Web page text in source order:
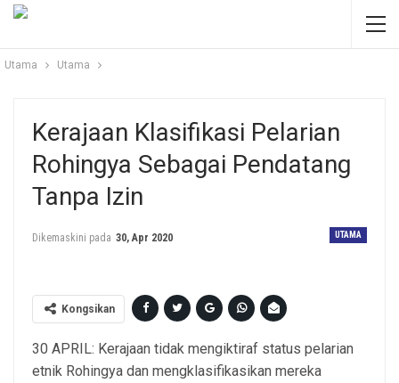
Utama Utama
Kerajaan Klasifikasi Pelarian
Rohingya Sebagai Pendatang
Tanpa Izin
UTAMA
Dikemaskini pada 30, Apr 2020
Kongsikan
30 APRIL: Kerajaan tidak mengiktiraf status pelarian
etnik Rohingya dan mengklasifikasikan mereka